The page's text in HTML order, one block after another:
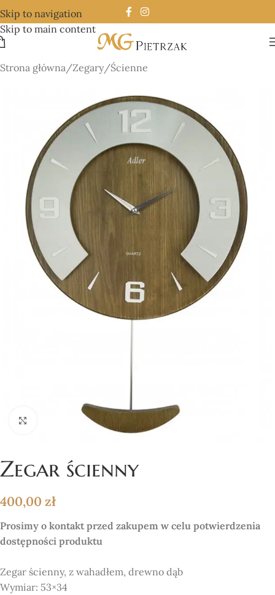
Skip to navigation
Skip to main content
Strona główna/Zegary/Ścienne
Click to enlarge
Zegar ścienny
400,00 zł
Prosimy o kontakt przed zakupem w celu potwierdzenia
dostępności produktu
Zegar ścienny, z wahadłem, drewno dąb
Wymiar: 53×34